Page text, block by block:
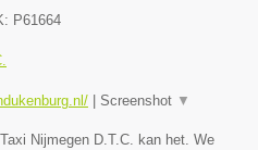
P61664
Screenshot ▼
Nijmegen D.T.C. kan het. We